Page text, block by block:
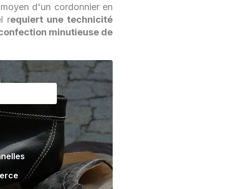
d'un cordonnier en
requiert une technicité
minutieuse de